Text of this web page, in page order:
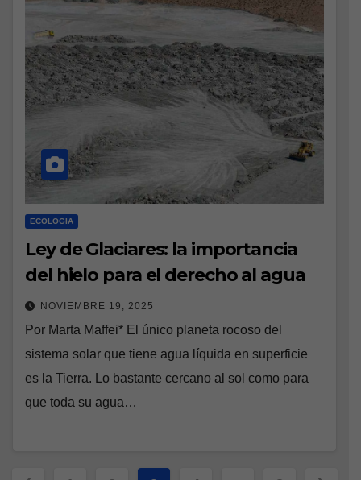
ECOLOGIA
Ley de Glaciares: la importancia
del hielo para el derecho al agua
NOVIEMBRE 19, 2025
Por Marta Maffei* El único planeta rocoso del
sistema solar que tiene agua líquida en superficie
es la Tierra. Lo bastante cercano al sol como para
que toda su agua…